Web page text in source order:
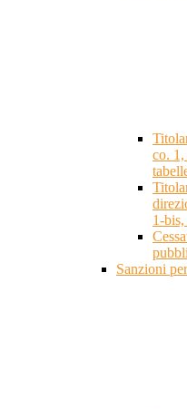
co.
1-
Sanzioni